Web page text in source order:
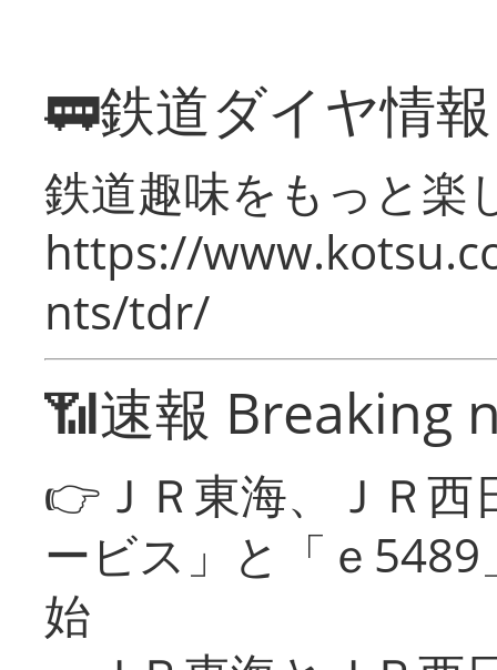
🚃鉄道ダイヤ情
鉄道趣味をもっと楽
https://
nts/tdr/
📶速報 Breaking
👉ＪＲ東海、ＪＲ
ービス」と「ｅ
始